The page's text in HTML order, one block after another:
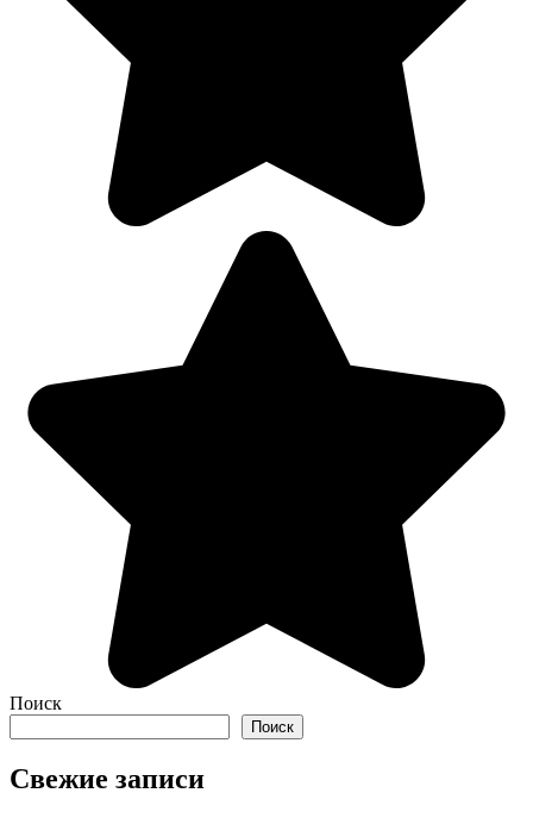
Поиск
Поиск
Свежие записи